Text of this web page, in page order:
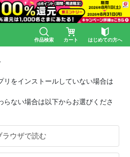
作品検索 カート はじめての方へ
リをインストールしていない場合は
らない場合は以下からお選びくださ
ラウザで読む